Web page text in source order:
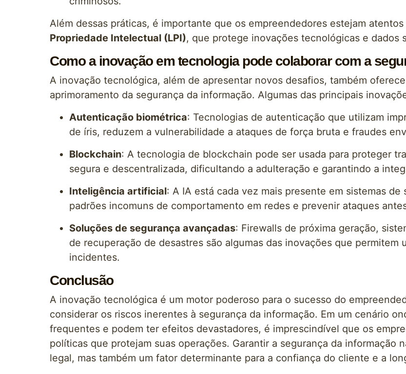
Além dessas práticas, é importante que os empreendedores estejam
Propriedade Intelectual (LPI), que protege inovações tecnológicas e dados
Como a inovação em tecnologia pode colaborar com a
A inovação tecnológica, além de apresentar novos desafios, também
aprimoramento da segurança da informação. Algumas das principais
Autenticação biométrica: Tecnologias de autenticação que utilizam
de íris, reduzem a vulnerabilidade a ataques de força bruta e fraudes
Blockchain: A tecnologia de blockchain pode ser usada para proteger
segura e descentralizada, dificultando a adulteração e garantindo a
Inteligência artificial: A IA está cada vez mais presente em sistemas
padrões incomuns de comportamento em redes e prevenir ataques
Soluções de segurança avançadas: Firewalls de próxima geração,
de recuperação de desastres são algumas das inovações que permitem
incidentes.
Conclusão
A inovação tecnológica é um motor poderoso para o sucesso do
considerar os riscos inerentes à segurança da informação. Em um cenário
frequentes e podem ter efeitos devastadores, é imprescindível que os
políticas que protejam suas operações. Garantir a segurança da informação
legal, mas também um fator determinante para a confiança do cliente e a